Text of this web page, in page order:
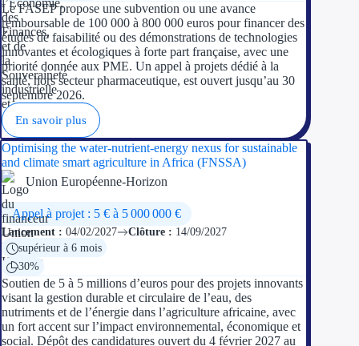
Nos guides
Nos partenaires
Le FASEP propose une subvention ou une avance
remboursable de 100 000 à 800 000 euros pour financer des
études de faisabilité ou des démonstrations de technologies
innovantes et écologiques à forte part française, avec une
priorité donnée aux PME. Un appel à projets dédié à la
santé, hors secteur pharmaceutique, est ouvert jusqu’au 30
septembre 2026.
En savoir plus
Optimising the water-nutrient-energy nexus for sustainable
and climate smart agriculture in Africa (FNSSA)
Union Européenne-Horizon
Appel à projet : 5 € à 5 000 000 €
Lancement : 04/02/2027 Clôture : 14/09/2027
supérieur à 6 mois
30%
Soutien de 5 à 5 millions d’euros pour des projets innovants
visant la gestion durable et circulaire de l’eau, des
nutriments et de l’énergie dans l’agriculture africaine, avec
un fort accent sur l’impact environnemental, économique et
social. Dépôt des candidatures ouvert du 4 février 2027 au